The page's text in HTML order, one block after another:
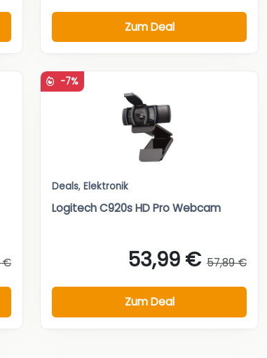
Zum Deal
€
-7%
Deals, Elektronik
Logitech C920s HD Pro Webcam
53,99 € 57,89 €
Zum Deal